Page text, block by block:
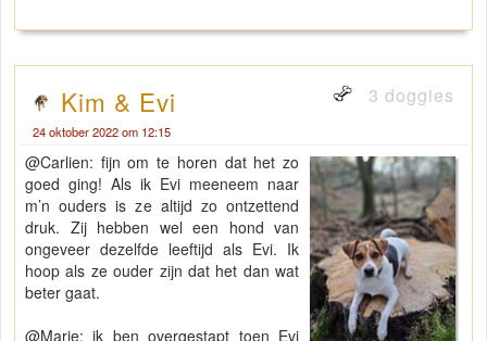
Kim & Evi 3 doggies
24 oktober 2022 om 12:15
@Carlien: fijn om te horen dat het zo
goed ging! Als ik Evi meeneem naar
m’n ouders is ze altijd zo ontzettend
druk. Zij hebben wel een hond van
ongeveer dezelfde leeftijd als Evi. Ik
hoop als ze ouder zijn dat het dan wat
beter gaat.
@Marie: ik ben overgestapt toen Evi